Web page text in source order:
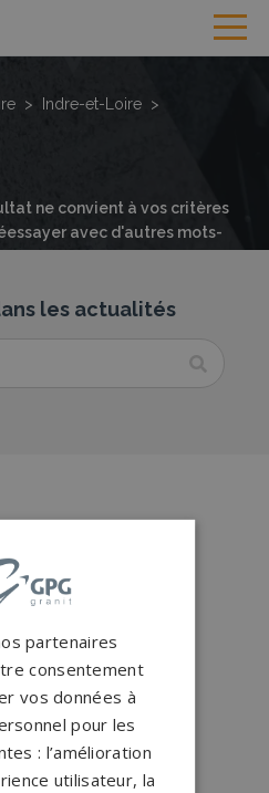
> Indre-et-Loire >
ne convient à vos critères
avec d'autres mots-
les actualités
nous ?
sur-mesure
en France
partenaires
consentement
vos données à
pour les
: l’amélioration
utilisateur, la